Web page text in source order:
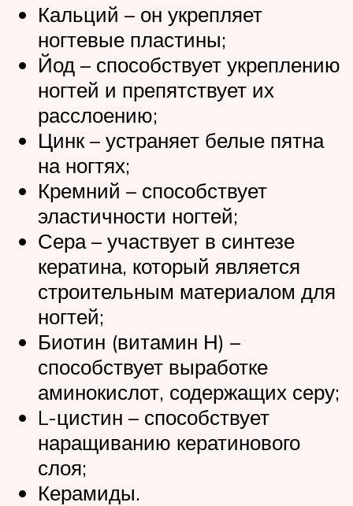
Кальций – он укрепляет
ногтевые пластины;
Йод – способствует укреплению
ногтей и препятствует их
расслоению;
Цинк – устраняет белые пятна
на ногтях;
Кремний – способствует
эластичности ногтей;
Сера – участвует в синтезе
кератина, который является
строительным материалом для
ногтей;
Биотин (витамин Н) –
способствует выработке
аминокислот, содержащих серу;
L-цистин – способствует
наращиванию кератинового
слоя;
Керамиды.